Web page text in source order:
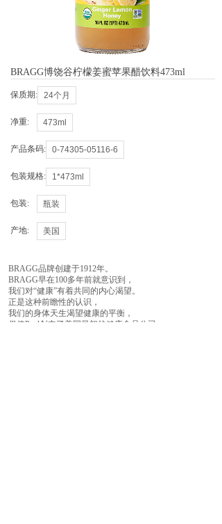
BRAGG博饶谷柠檬姜蜜苹果醋饮料473ml
保质期: 24个月
净重: 473ml
产品条码: 0-74305-05116-6
包装规格: 1*473ml
包装: 瓶装
产地: 美国
BRAGG品牌创建于1912年。
BRAGG早在100多年前就意识到，
我们对“健康”有着共同的内心渴望。
正是这种前瞻性的认识，
我们的身体天生渴望健康的平衡，
促使Paul创立了美国最初的健康食品公司，